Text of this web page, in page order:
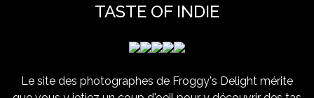
TASTE OF INDIE
Le site des photographes de Froggy's Delight mérite